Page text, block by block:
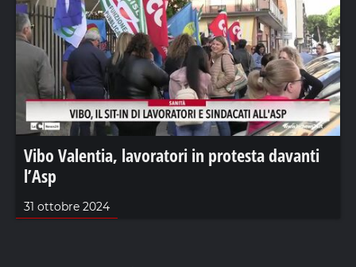
Vibo Valentia, lavoratori in protesta davanti
l’Asp
31 ottobre 2024